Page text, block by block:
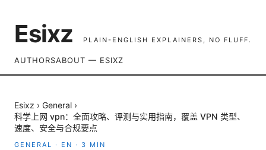
Esixz PLAIN-ENGLISH EXPLAINERS, NO FLUFF.
AUTHORSABOUT — ESIXZ
Esixz › General ›
科学上网 vpn：全面攻略、评测与实用指南，覆盖 VPN 类型、
速度、安全与合规要点
GENERAL · EN · 3 MIN